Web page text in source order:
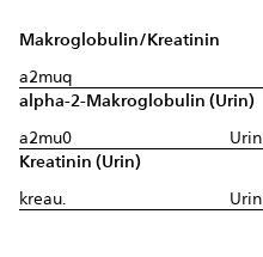
Makroglobulin/Kreatinin
a2muq
alpha-2-Makroglobulin (Urin)
a2mu0
Urin
Kreatinin (Urin)
kreau.
Urin